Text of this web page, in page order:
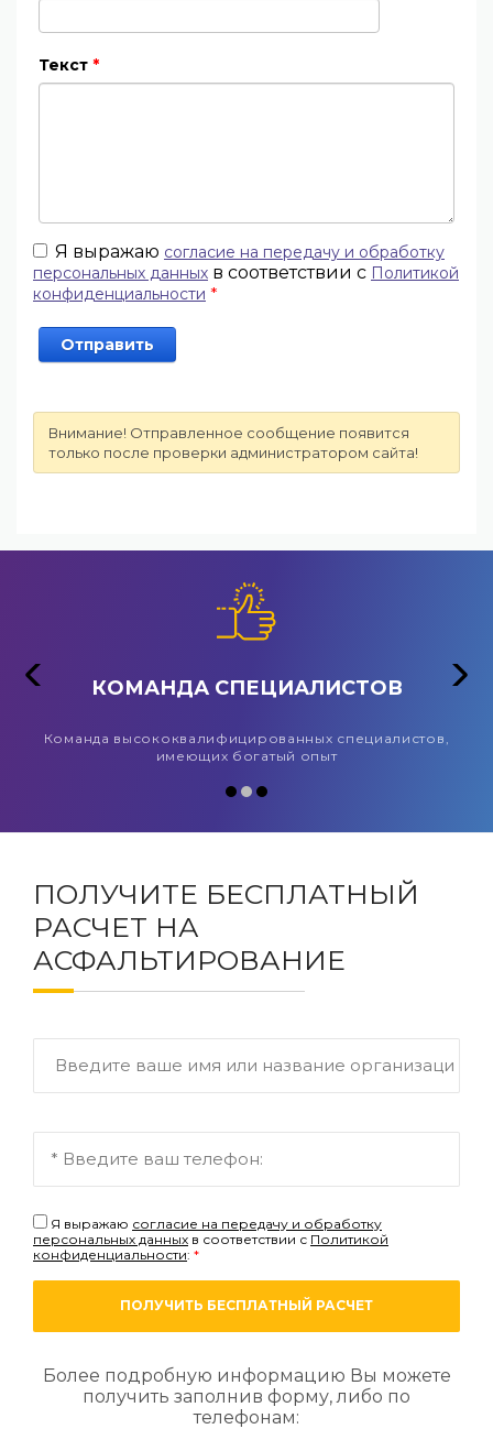
Текст *
Я выражаю согласие на передачу и обработку
персональных данных в соответствии с Политикой
конфиденциальности *
Внимание! Отправленное сообщение появится
только после проверки администратором сайта!
КОМАНДА СПЕЦИАЛИСТОВ
Команда высококвалифицированных специалистов,
имеющих богатый опыт
ПОЛУЧИТЕ БЕСПЛАТНЫЙ
РАСЧЕТ НА
АСФАЛЬТИРОВАНИЕ
Я выражаю согласие на передачу и обработку
персональных данных в соответствии с Политикой
конфиденциальности: *
ПОЛУЧИТЬ БЕСПЛАТНЫЙ РАСЧЕТ
Более подробную информацию Вы можете
получить заполнив форму, либо по
телефонам: